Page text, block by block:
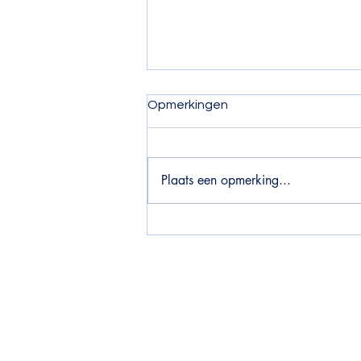
Opmerkingen
Plaats een opmerking...